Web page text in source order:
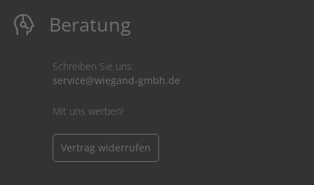
Beratung
Schreiben Sie uns:
service@wiegand-gmbh.de
Mit uns werben!
Vertrag widerrufen